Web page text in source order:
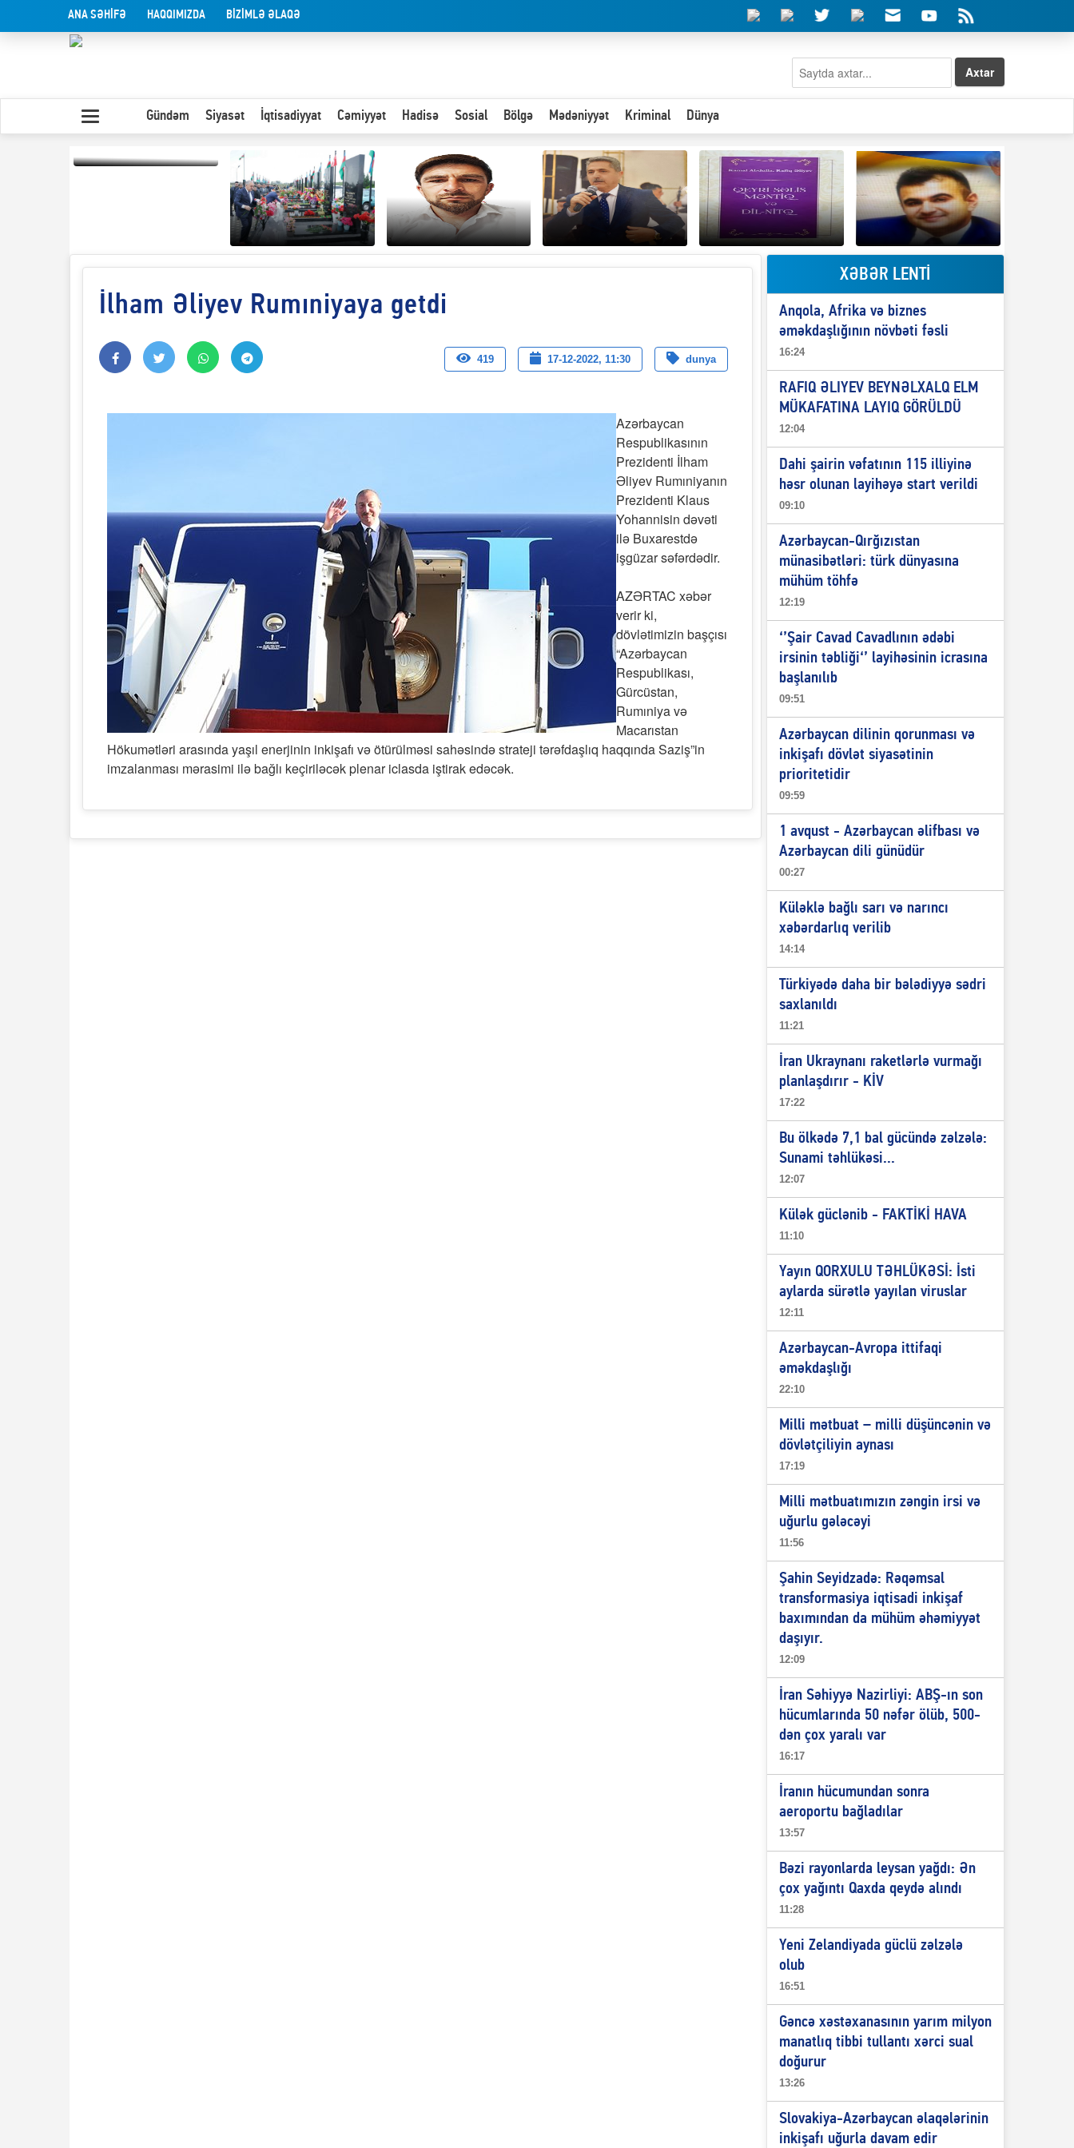
ANA SƏHİFƏ HAQQIMIZDA BİZİMLƏ ƏLAQƏ
Axtar
Gündəm Siyasət İqtisadiyyat Cəmiyyət Hadisə Sosial Bölgə Mədəniyyət Kriminal Dünya
Olduğu kimi görünən
Paytaxta giriş vizası —
"Xoş gəldin, cibində
“Qeyri-səlis məntiq və
dil-nitq” elmimizə
Elşad Abdullayevin
erməniləri
maliyyələşdirən oğlu
niyə Azərbaycana
ekstradisiya olunmur?
İlham Əliyev Rumıniyaya getdi
419 17-12-2022, 11:30 dunya
Azərbaycan
Respublikasının
Prezidenti İlham
Əliyev Rumıniyanın
Prezidenti Klaus
Yohannisin dəvəti
ilə Buxarestdə
işgüzar səfərdədir.
AZƏRTAC xəbər
verir ki,
dövlətimizin başçısı
“Azərbaycan
Respublikası,
Gürcüstan,
Rumıniya və
Macarıstan
Hökumətləri arasında yaşıl enerjinin inkişafı və ötürülməsi sahəsində strateji tərəfdaşlıq haqqında Saziş”in
imzalanması mərasimi ilə bağlı keçiriləcək plenar iclasda iştirak edəcək.
XƏBƏR LENTİ
Anqola, Afrika və biznes
əməkdaşlığının növbəti fəsli
16:24
RAFIQ ƏLIYEV BEYNƏLXALQ ELM
MÜKAFATINA LAYIQ GÖRÜLDÜ
12:04
Dahi şairin vəfatının 115 illiyinə
həsr olunan layihəyə start verildi
09:10
Azərbaycan-Qırğızıstan
münasibətləri: türk dünyasına
mühüm töhfə
12:19
‘’Şair Cavad Cavadlının ədəbi
irsinin təbliği‘’ layihəsinin icrasına
başlanılıb
09:51
Azərbaycan dilinin qorunması və
inkişafı dövlət siyasətinin
prioritetidir
09:59
1 avqust - Azərbaycan əlifbası və
Azərbaycan dili günüdür
00:27
Küləklə bağlı sarı və narıncı
xəbərdarlıq verilib
14:14
Türkiyədə daha bir bələdiyyə sədri
saxlanıldı
11:21
İran Ukraynanı raketlərlə vurmağı
planlaşdırır - KİV
17:22
Bu ölkədə 7,1 bal gücündə zəlzələ:
Sunami təhlükəsi...
12:07
Külək güclənib - FAKTİKİ HAVA
11:10
Yayın QORXULU TƏHLÜKƏSİ: İsti
aylarda sürətlə yayılan viruslar
12:11
Azərbaycan-Avropa ittifaqi
əməkdaşlığı
22:10
Milli mətbuat – milli düşüncənin və
dövlətçiliyin aynası
17:19
Milli mətbuatımızın zəngin irsi və
uğurlu gələcəyi
11:56
Şahin Seyidzadə: Rəqəmsal
transformasiya iqtisadi inkişaf
baxımından da mühüm əhəmiyyət
daşıyır.
12:09
İran Səhiyyə Nazirliyi: ABŞ-ın son
hücumlarında 50 nəfər ölüb, 500-
dən çox yaralı var
16:17
İranın hücumundan sonra
aeroportu bağladılar
13:57
Bəzi rayonlarda leysan yağdı: Ən
çox yağıntı Qaxda qeydə alındı
11:28
Yeni Zelandiyada güclü zəlzələ
olub
16:51
Gəncə xəstəxanasının yarım milyon
manatlıq tibbi tullantı xərci sual
doğurur
13:26
Slovakiya-Azərbaycan əlaqələrinin
inkişafı uğurla davam edir